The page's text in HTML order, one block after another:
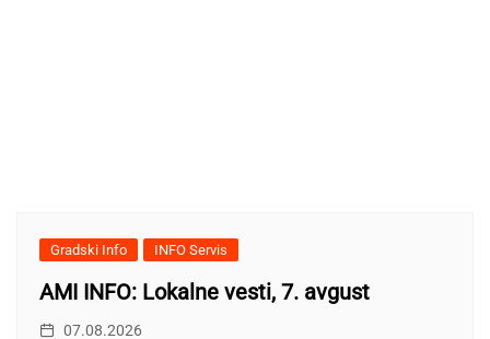
Gradski Info INFO Servis
AMI INFO: Lokalne vesti, 7. avgust
07.08.2026